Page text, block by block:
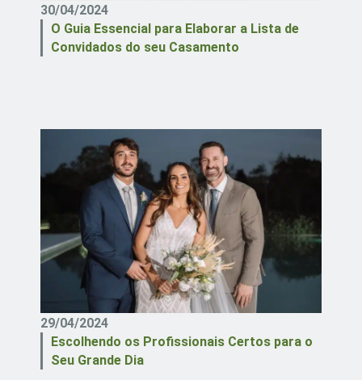
30/04/2024
O Guia Essencial para Elaborar a Lista de
Convidados do seu Casamento
29/04/2024
Escolhendo os Profissionais Certos para o
Seu Grande Dia